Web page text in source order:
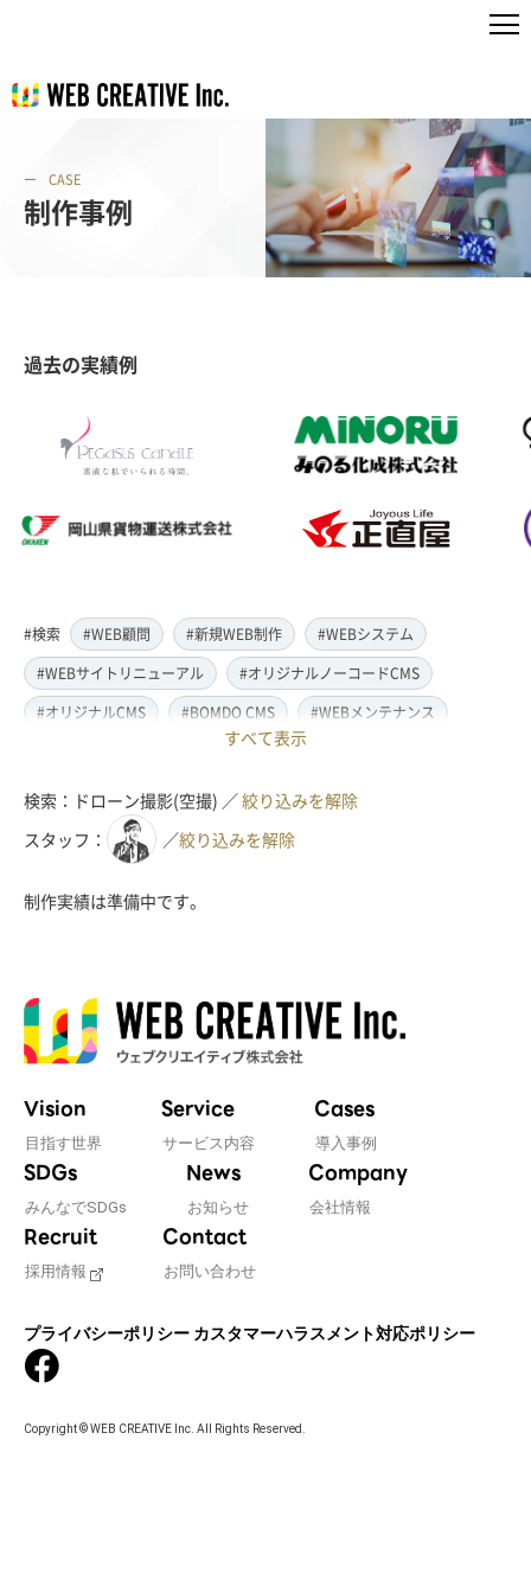
CASE
制作事例
過去の実績例
#検索 #WEB顧問 #新規WEB制作
#WEBシステム
#WEBサイトリニューアル
#オリジナルノーコードCMS
#オリジナルCMS
#BOMDO CMS
#WEBメンテナンス
#レスポンシブ対応
#翻訳・多言語対応
#情報管理システム
#WordPress
#ECサイト
#EC-CUBE
#ランディングページ制作
#取材・ライティング
#ドローン撮影(空撮)
#SDGsサポート
#IT導入補助金
#JavaScript
#WEBサーバ移転
#AWS構築
#IoT関連
#Androidアプリ開発
#インソーシングコンサルティング
#JIS X 8341-3規格
#業務ツール #PHP
#採用・求人
#学校・教育・スクール
#病院・クリニック・医療
#集客サポート #広告運用
すべて表示
検索：ドローン撮影(空撮) ／絞り込みを解除
スタッフ：
／絞り込みを解除
制作実績は準備中です。
Vision
目指す世界
Service
サービス内容
Cases
導入事例
SDGs
みんなでSDGs
News
お知らせ
Company
会社情報
Recruit
採用情報
Contact
お問い合わせ
プライバシーポリシー カスタマーハラスメント対応ポリシー
Copyright © WEB CREATIVE Inc. All Rights Reserved.